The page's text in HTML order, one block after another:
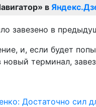
в
завезено в
и, если будет
терминал,
Достаточно сил